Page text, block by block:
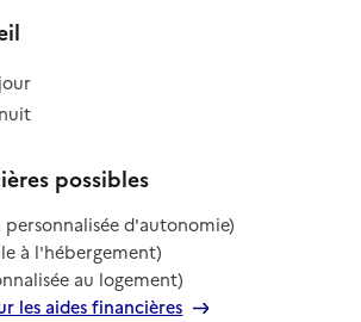
disponible
disponible
possibles
d'autonomie)
à l'hébergement)
au logement)
les aides financières